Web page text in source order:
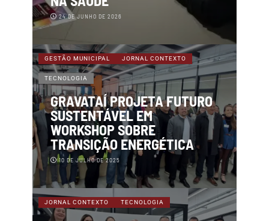
24 DE JUNHO DE 2026
GESTÃO MUNICIPAL JORNAL CONTEXTO
TECNOLOGIA
GRAVATAÍ PROJETA FUTURO
SUSTENTÁVEL EM
WORKSHOP SOBRE
TRANSIÇÃO ENERGÉTICA
10 DE JULHO DE 2025
JORNAL CONTEXTO TECNOLOGIA